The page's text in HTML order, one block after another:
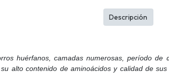
huérfanos, camadas numerosas, período
alto contenido de aminoácidos y calidad de
Descripción